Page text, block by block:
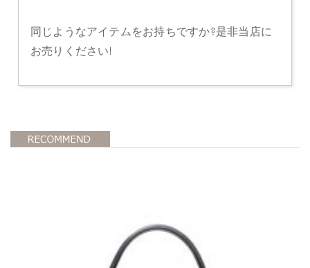
同じようなアイテムをお持ちですか?是非当店に
お売りください!